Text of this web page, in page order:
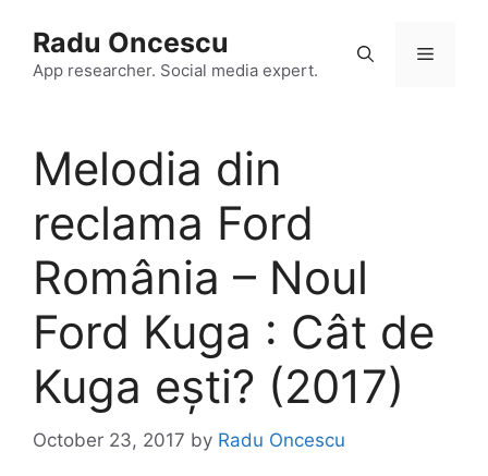
content
Radu Oncescu
App researcher. Social media expert.
Menu
Melodia din
reclama Ford
România – Noul
Ford Kuga : Cât de
Kuga ești? (2017)
October 23, 2017 by Radu Oncescu